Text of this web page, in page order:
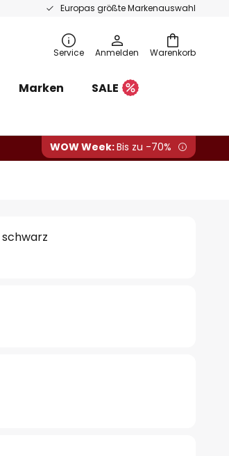
Europas größte Markenauswahl
Warenkorb
Service Anmelden
Marken
SALE
WOW Week:Bis zu -70%